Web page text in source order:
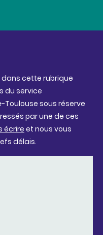
dans cette rubrique
du service
Toulouse sous réserve
par une de ces
écrire et nous vous
délais.